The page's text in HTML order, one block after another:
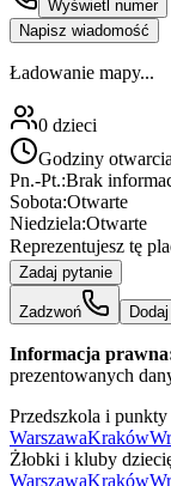
Wyświetl numer
Napisz wiadomość
Ładowanie mapy...
0 dzieci
Godziny otwarcia
Pn.-Pt.:Brak
Sobota:Otwarte
Niedziela:Otwarte
Reprezentujesz tę
Zadaj pytanie
Zadzwoń
Informacja
prezentowanych
Przedszkola i
WarszawaKraków
Żłobki i kluby
WarszawaKraków